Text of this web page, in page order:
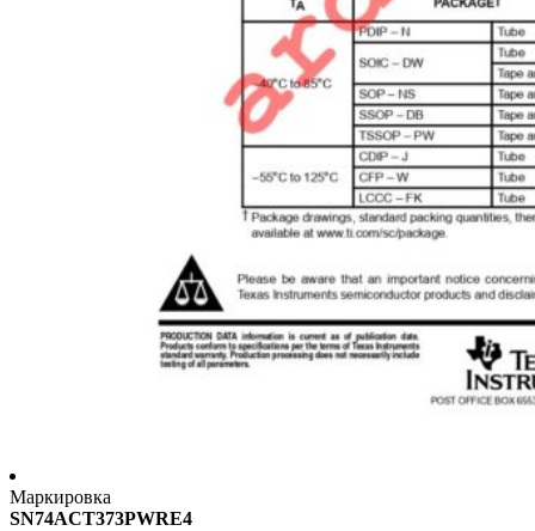
Маркировка
SN74ACT373PWRE4